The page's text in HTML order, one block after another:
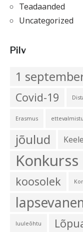
Teadaanded
Uncategorized
Pilv
1
Covid-19
Erasmus
jõulud
Konkurss
koosolek
luuleõhtu